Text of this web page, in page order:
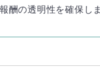
酬の透明性を確保し